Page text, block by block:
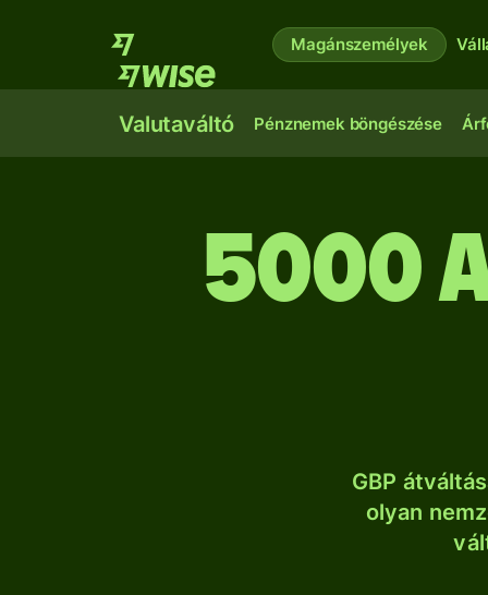
Magánszemélyek
Valutaváltó Pénznemek böngészése
5000
GBP
olyan